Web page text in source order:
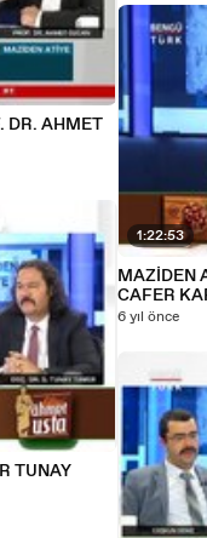
DR. AHMET
TUNAY
1:22:53
MAZİDEN
CAFER
6 yıl önce